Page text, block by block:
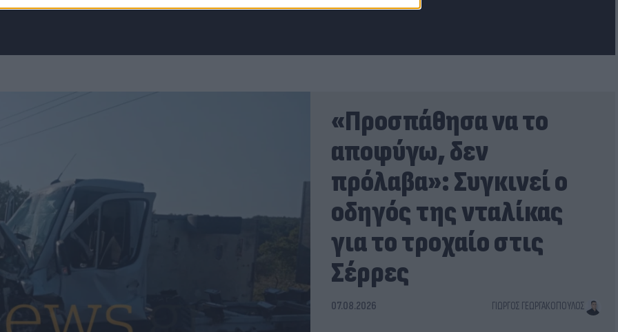
«Προσπάθησα να το
αποφύγω, δεν
πρόλαβα»: Συγκινεί ο
οδηγός της νταλίκας
για το τροχαίο στις
Σέρρες
07.08.2026 ΓΙΏΡΓΟΣ ΓΕΩΡΓΑΚΌΠΟΥΛΟΣ